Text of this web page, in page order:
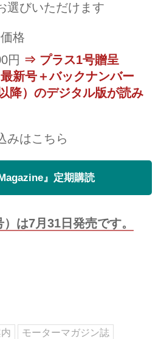
選びいただけます
格
円 ⇒ プラス1号贈呈
新号＋バックナンバー
降）のデジタル版が読み
みはこちら
』定期購読
は7月31日発売です。
モーターマガジン誌